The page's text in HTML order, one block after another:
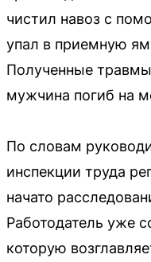
чистил навоз с
упал в приемную
Полученные
мужчина погиб на
По словам
инспекции труда
начато
Работодатель уже
которую